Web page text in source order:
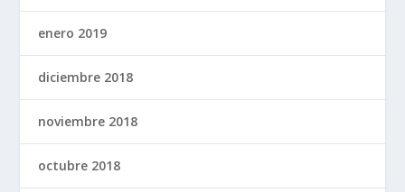
enero 2019
diciembre 2018
noviembre 2018
octubre 2018